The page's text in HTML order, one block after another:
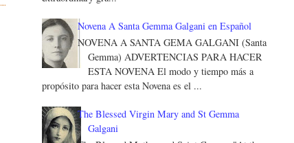
Novena A Santa Gemma Galgani en Español
NOVENA A SANTA GEMA GALGANI (Santa
Gemma) ADVERTENCIAS PARA HACER
ESTA NOVENA El modo y tiempo más a
propósito para hacer esta Novena es el ...
The Blessed Virgin Mary and St Gemma
Galgani